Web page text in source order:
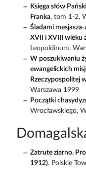
Księga słów
Franka, tom 1-2,
Śladami
XVII i XVIII wieku
Leopoldinum,
W poszukiwaniu
ewangelickich
Rzeczypospolitej
Warszawa 1999
Początki
Wrocławskiego,
Zatrute ziarno.
1912). Polskie